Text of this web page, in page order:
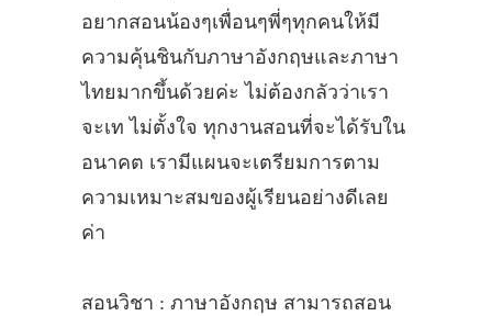
อยากสอนน้องๆเพื่อนๆพี่ๆทุกคนให้มี
ความคุ้นชินกับภาษาอังกฤษและภาษา
ไทยมากขึ้นด้วยค่ะ ไม่ต้องกลัวว่าเรา
จะเท ไม่ตั้งใจ ทุกงานสอนที่จะได้รับใน
อนาคต เรามีแผนจะเตรียมการตาม
ความเหมาะสมของผู้เรียนอย่างดีเลย
ค่า
สอนวิชา : ภาษาอังกฤษ สามารถสอน